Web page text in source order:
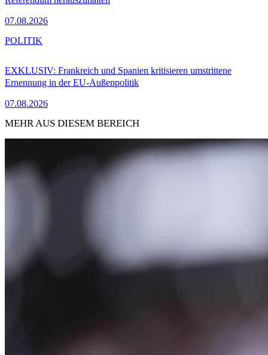
07.08.2026
EXKLUSIV: Frankreich und Spanien kritisieren umstrittene
Ernennung in der EU-Außenpolitik
07.08.2026
POLITIK
MEHR AUS DIESEM BEREICH